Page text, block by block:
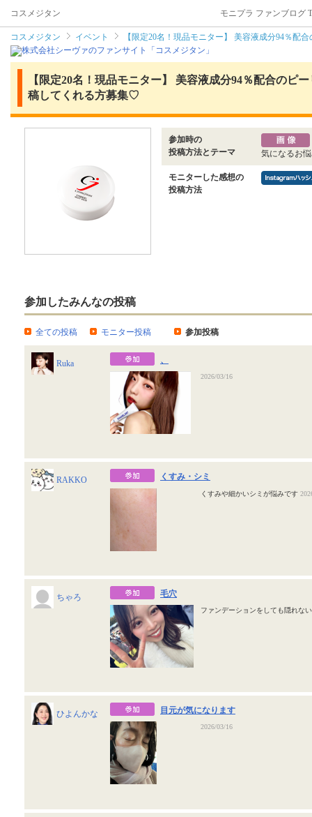
コスメジタン モニプラ ファンブログ
コスメジタン イベント 【限定20名！現品モニター】 美容液成分94％配
【限定20名！現品モニター】 美容液成分94％配合のピ
稿してくれる方募集♡
参加時の
投稿方法とテーマ
気になるお
モニターした感想の
投稿方法
参加したみんなの投稿
全ての投稿 モニター投稿 参加投稿
Ruka 、
2026/03/16
RAKKO くすみ・シミ
くすみや細かいシミが悩みです
ちゃろ 毛穴
ファンデーションをしても隠れな
ひよんかな 目元が気になります
2026/03/16